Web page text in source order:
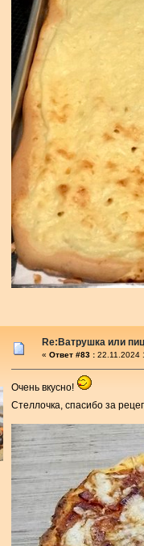
Re:Ватрушка или
« Ответ #83 : 22.11.2024
Очень вкусно!
Стеллочка, спасибо за